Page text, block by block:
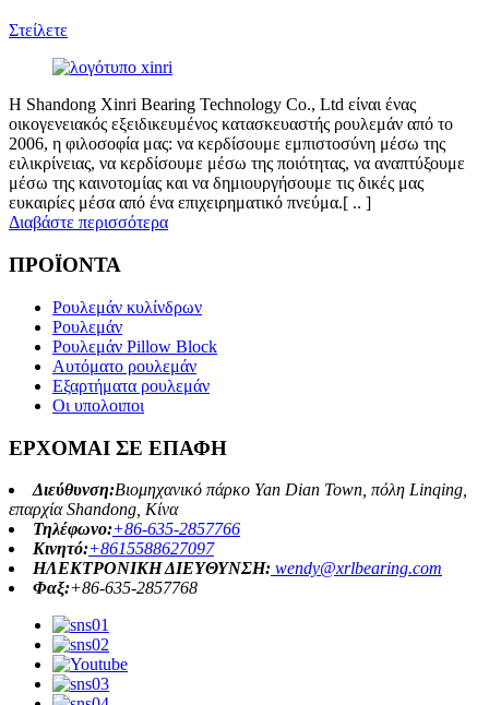
Στείλετε
Η Shandong Xinri Bearing Technology Co., Ltd είναι ένας
οικογενειακός εξειδικευμένος κατασκευαστής ρουλεμάν από το
2006, η φιλοσοφία μας: να κερδίσουμε εμπιστοσύνη μέσω της
ειλικρίνειας, να κερδίσουμε μέσω της ποιότητας, να αναπτύξουμε
μέσω της καινοτομίας και να δημιουργήσουμε τις δικές μας
ευκαιρίες μέσα από ένα επιχειρηματικό πνεύμα.[ .. ]
Διαβάστε περισσότερα
ΠΡΟΪΟΝΤΑ
Ρουλεμάν κυλίνδρων
Ρουλεμάν
Ρουλεμάν Pillow Block
Αυτόματο ρουλεμάν
Εξαρτήματα ρουλεμάν
Οι υπολοιποι
ΕΡΧΟΜΑΙ ΣΕ ΕΠΑΦΗ
Διεύθυνση:Βιομηχανικό πάρκο Yan Dian Town, πόλη Linqing,
επαρχία Shandong, Κίνα
Τηλέφωνο:+86-635-2857766
Κινητό:+8615588627097
ΗΛΕΚΤΡΟΝΙΚΗ ΔΙΕΥΘΥΝΣΗ: wendy@xrlbearing.com
Φαξ:+86-635-2857768